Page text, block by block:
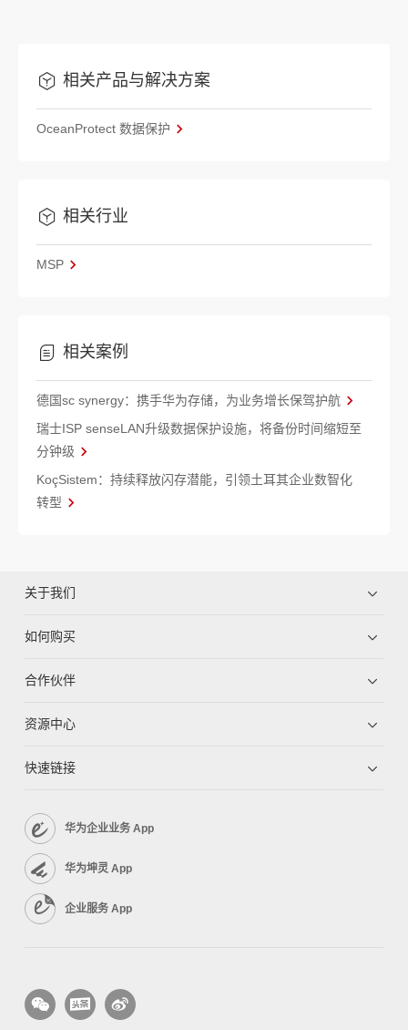
相关产品与解决方案
OceanProtect 数据保护
相关行业
MSP
相关案例
德国sc synergy：携手华为存储，为业务增长保驾护航
瑞士ISP senseLAN升级数据保护设施，将备份时间缩短至
分钟级
KoçSistem：持续释放闪存潜能，引领土耳其企业数智化
转型
关于我们
如何购买
合作伙伴
资源中心
快速链接
华为企业业务 App
华为坤灵 App
企业服务 App